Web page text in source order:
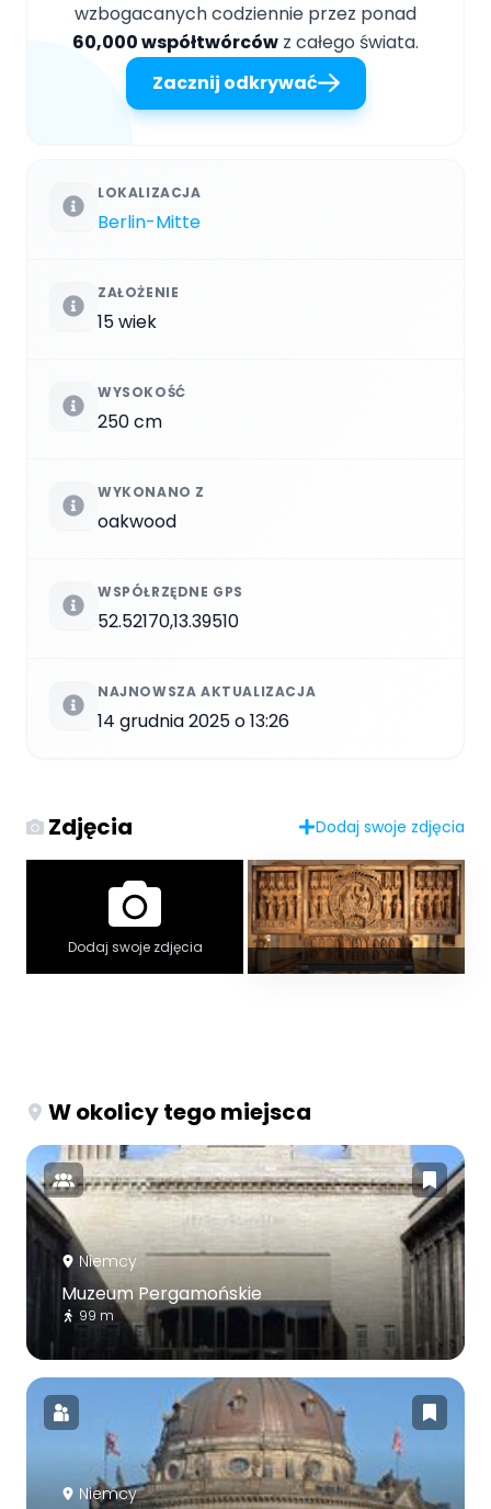
wzbogacanych codziennie przez ponad
60,000 współtwórców z całego świata.
Zacznij odkrywać
LOKALIZACJA
Berlin-Mitte
ZAŁOŻENIE
15 wiek
WYSOKOŚĆ
250 cm
WYKONANO Z
oakwood
WSPÓŁRZĘDNE GPS
52.52170,13.39510
NAJNOWSZA AKTUALIZACJA
14 grudnia 2025 o 13:26
Zdjęcia Dodaj swoje zdjęcia
Dodaj swoje zdjęcia
W okolicy tego miejsca
Niemcy
Muzeum Pergamońskie
99 m
Niemcy